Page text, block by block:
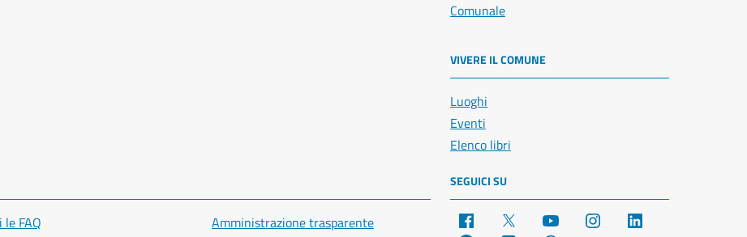
Comunale
VIVERE IL COMUNE
Luoghi
Eventi
Elenco libri
le FAQ
Amministrazione trasparente
SEGUICI SU
Facebook YouTube Instagram